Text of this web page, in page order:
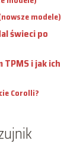
modele)
świeci po
i jak ich
Corolli?